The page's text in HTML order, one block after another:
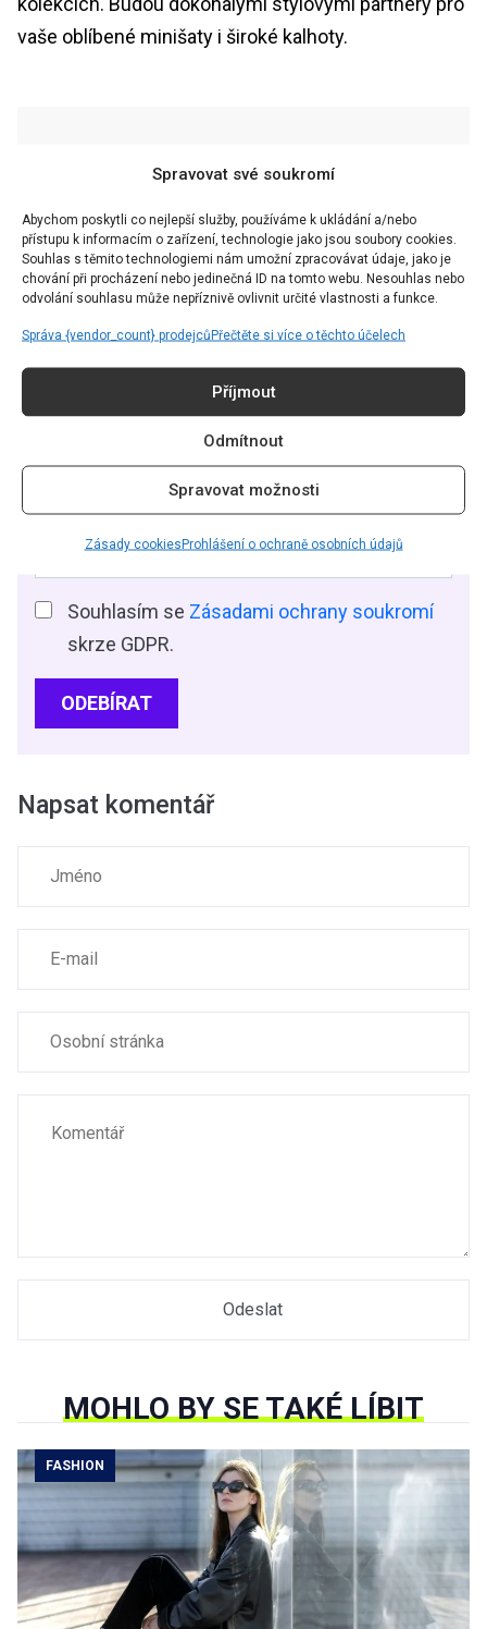
Spravovat své soukromí
Abychom poskytli co nejlepší služby, používáme k ukládání a/nebo
přístupu k informacím o zařízení, technologie jako jsou soubory cookies.
Souhlas s těmito technologiemi nám umožní zpracovávat údaje, jako je
chování při procházení nebo jedinečná ID na tomto webu. Nesouhlas nebo
odvolání souhlasu může nepříznivě ovlivnit určité vlastnosti a funkce.
Správa {vendor_count} prodejcůPřečtěte si více o těchto účelech
Příjmout
Odmítnout
Spravovat možnosti
Zásady cookiesProhlášení o ochraně osobních údajů
vaše oblíbené minišaty i široké kalhoty.
redakce@grapesmag.cz
CHCETE ČÍST TEN
NEJZAJÍMAVĚJŠÍ OBSAH?
Přihlaste se k odběru našeho newsletteru a už vám nic
Souhlasím se Zásadami ochrany soukromí
skrze GDPR.
ODEBÍRAT
Napsat komentář
MOHLO BY SE TAKÉ LÍBIT
FASHION